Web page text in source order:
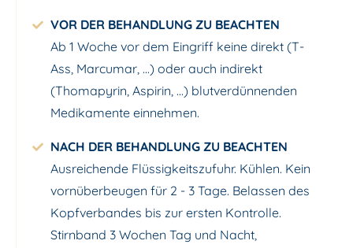
VOR DER BEHANDLUNG ZU BEACHTEN
Ab 1 Woche vor dem Eingriff keine direkt (T-
Ass, Marcumar, ...) oder auch indirekt
(Thomapyrin, Aspirin, ...) blutverdünnenden
Medikamente einnehmen.
NACH DER BEHANDLUNG ZU BEACHTEN
Ausreichende Flüssigkeitszufuhr. Kühlen. Kein
vornüberbeugen für 2 - 3 Tage. Belassen des
Kopfverbandes bis zur ersten Kontrolle.
Stirnband 3 Wochen Tag und Nacht,